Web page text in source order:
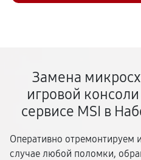
Замена
игровой
сервисе MSI в
Оперативно отремонтируем
случае любой поломки,